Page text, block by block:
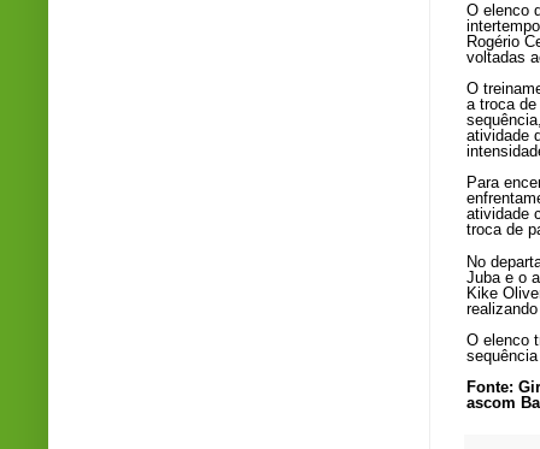
O elenco
Rogério
voltadas
O
a troca
atividade
Para
atividade
troca de
No
Juba e o
Kike
O elenco
Fonte:
ascom